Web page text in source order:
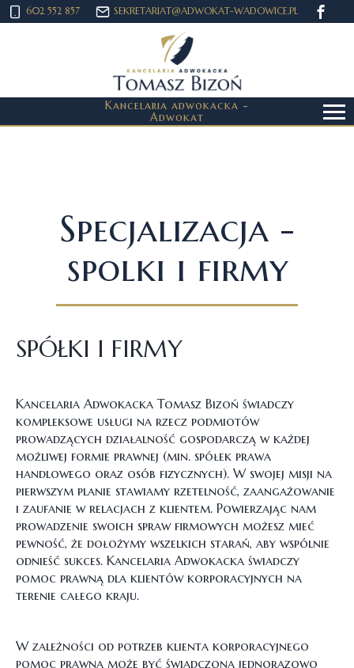
602 552 857 SEKRETARIAT@ADWOKAT-WADOWICE.PL
Kancelaria adwokacka -
Adwokat
Współpracownicy
Wynagrodzenie
Specjalizacja -
spolki i firmy
SPÓŁKI I FIRMY
Kancelaria Adwokacka Tomasz Bizoń świadczy
kompleksowe usługi na rzecz podmiotów
prowadzących działalność gospodarczą w każdej
możliwej formie prawnej (min. spółek prawa
handlowego oraz osób fizycznych). W swojej misji na
pierwszym planie stawiamy rzetelność, zaangażowanie
i zaufanie w relacjach z klientem. Powierzając nam
prowadzenie swoich spraw firmowych możesz mieć
pewność, że dołożymy wszelkich starań, aby wspólnie
odnieść sukces. Kancelaria Adwokacka świadczy
pomoc prawną dla klientów korporacyjnych na
terenie całego kraju.
W zależności od potrzeb klienta korporacyjnego
pomoc prawna może być świadczona jednorazowo